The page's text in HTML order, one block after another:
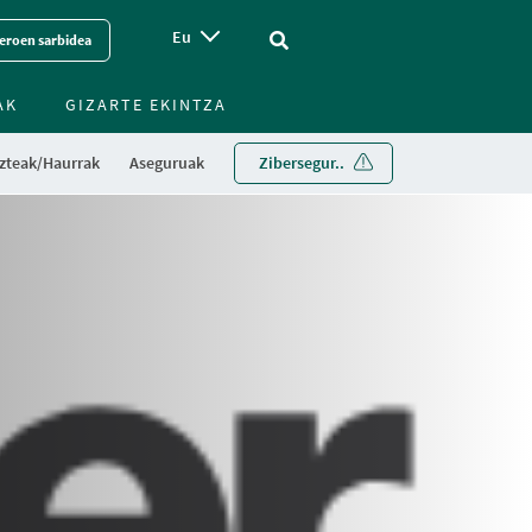
sarbidea Eu Vinculo - Buscar en la web
Haurrak Aseguruak Zibersegur..
GIZARTE EKINTZA